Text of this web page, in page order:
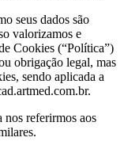
seus dados são
valorizamos e
Cookies (“Política”)
obrigação legal, mas
sendo aplicada a
nos referirmos aos